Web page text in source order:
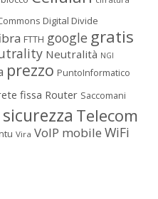
Digital Divide
FTTH google gratis
Neutralità NGI
prezzo PuntoInformatico
fissa Router Saccomani
sicurezza Telecom
Vira VoIP mobile WiFi